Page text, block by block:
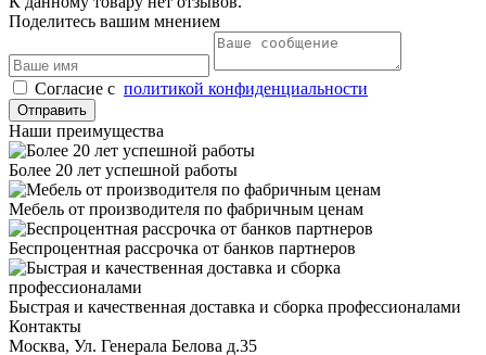
Поделитесь вашим мнением
Cогласие с политикой конфиденциальности
Отправить
Наши преимущества
Более 20 лет успешной работы
Мебель от производителя по фабричным ценам
Беспроцентная рассрочка от банков партнеров
Быстрая и качественная доставка и сборка профессионалами
Контакты
Москва, Ул. Генерала Белова д.35